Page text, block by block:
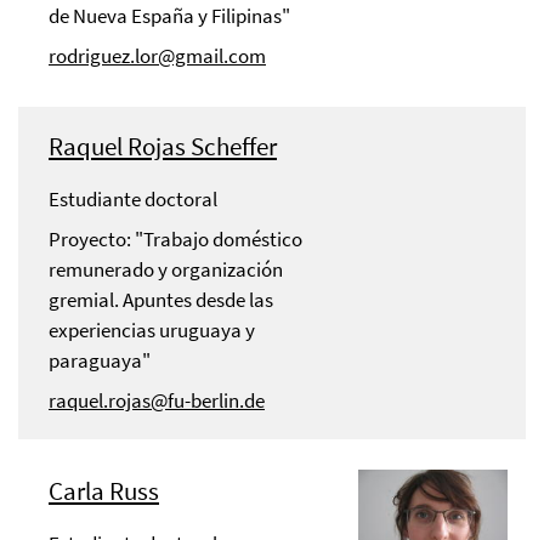
de Nueva España y Filipinas"
rodriguez.lor@gmail.com
Raquel Rojas Scheffer
Estudiante doctoral
Proyecto: "Trabajo doméstico
remunerado y organización
gremial. Apuntes desde las
experiencias uruguaya y
paraguaya"
raquel.rojas@fu-berlin.de
Carla Russ